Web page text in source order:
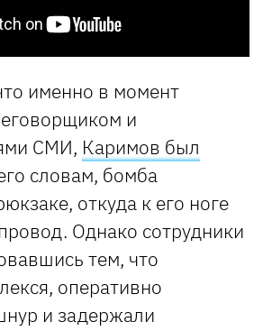
именно в момент
и
СМИ, Каримов был
словам, бомба
откуда к его ноге
Однако сотрудники
тем, что
оперативно
и задержали